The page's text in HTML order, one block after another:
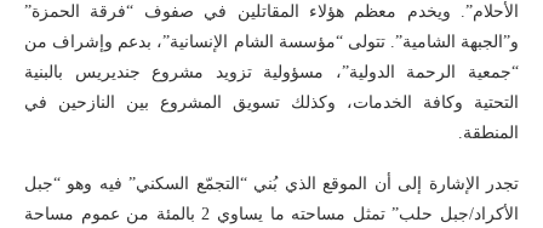
الأحلام”. ويخدم معظم هؤلاء المقاتلين في صفوف “فرقة الحمزة”
و”الجبهة الشامية”. تتولى “مؤسسة الشام الإنسانية”، بدعم وإشراف من
“جمعية الرحمة الدولية”، مسؤولية تزويد مشروع جنديريس بالبنية
التحتية وكافة الخدمات، وكذلك تسويق المشروع بين النازحين في
المنطقة.
تجدر الإشارة إلى أن الموقع الذي بُني “التجمّع السكني” فيه وهو “جبل
الأكراد/جبل حلب” تمثل مساحته ما يساوي 2 بالمئة من عموم مساحة